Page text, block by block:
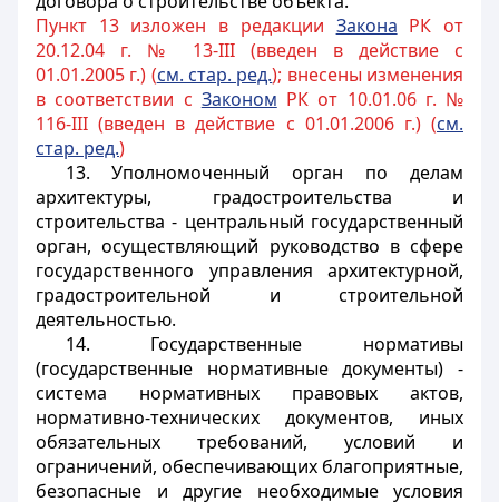
Пункт 13 изложен в редакции Закона РК от
20.12.04 г. № 13-III (введен в действие с
01.01.2005 г.) (см. стар. ред.); внесены изменения
в соответствии с Законом РК от 10.01.06 г. №
116-III (введен в действие с 01.01.2006 г.) (см.
стар. ред.)
13. Уполномоченный орган по делам
архитектуры, градостроительства и
строительства - центральный государственный
орган, осуществляющий руководство в сфере
государственного управления архитектурной,
градостроительной и строительной
деятельностью.
14. Государственные нормативы
(государственные нормативные документы) -
система нормативных правовых актов,
нормативно-технических документов, иных
обязательных требований, условий и
ограничений, обеспечивающих благоприятные,
безопасные и другие необходимые условия